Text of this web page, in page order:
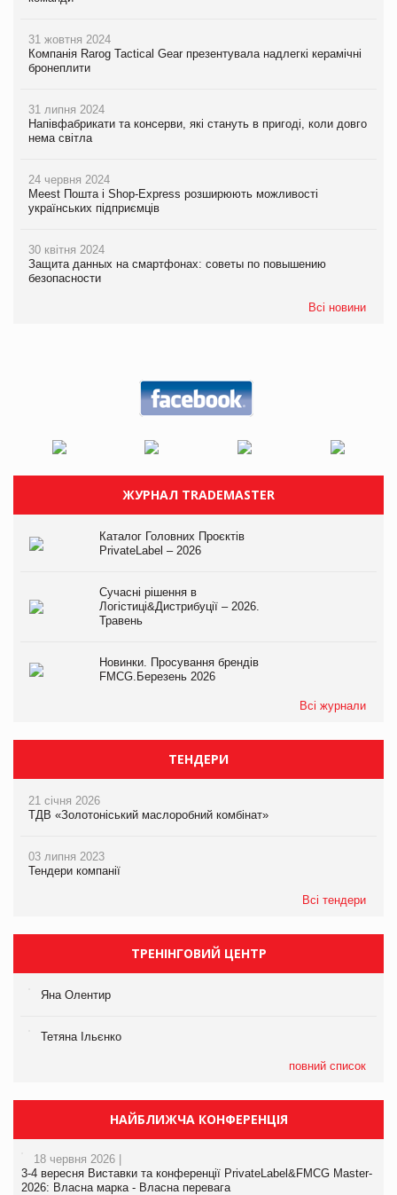
31 жовтня 2024
Компанія Rarog Tactical Gear презентувала надлегкі керамічні
бронеплити
31 липня 2024
Напівфабрикати та консерви, які стануть в пригоді, коли довго
нема світла
24 червня 2024
Meest Пошта і Shop-Express розширюють можливості
українських підприємців
30 квітня 2024
Защита данных на смартфонах: советы по повышению
безопасности
Всі новини
ЖУРНАЛ TRADEMASTER
Каталог Головних Проєктів
PrivateLabel – 2026
Сучасні рішення в
Логістиці&Дистрибуції – 2026.
Травень
Новинки. Просування брендів
FMCG.Березень 2026
Всі журнали
ТЕНДЕРИ
21 січня 2026
ТДВ «Золотоніський маслоробний комбінат»
03 липня 2023
Тендери компанії
Всі тендери
ТРЕНІНГОВИЙ ЦЕНТР
Яна Олентир
Тетяна Ільєнко
повний список
НАЙБЛИЖЧА КОНФЕРЕНЦІЯ
18 червня 2026 |
3-4 вересня Виставки та конференції PrivateLabel&FMCG Master-
2026: Власна марка - Власна перевага